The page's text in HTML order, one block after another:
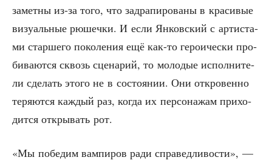
замет­ны из-за того, что задра­пи­ро­ва­ны в кра­си­вые
визу­аль­ные рюшеч­ки. И если Янков­ский с арти­ста­
ми стар­ше­го поко­ле­ния ещё как-то геро­и­че­ски про­
би­ва­ют­ся сквозь сце­на­рий, то моло­дые испол­ни­те­
ли сде­лать это­го не в состо­я­нии. Они откро­вен­но
теря­ют­ся каж­дый раз, когда их пер­со­на­жам при­хо­
дит­ся откры­вать рот.
«Мы побе­дим вам­пи­ров ради спра­вед­ли­во­сти», —